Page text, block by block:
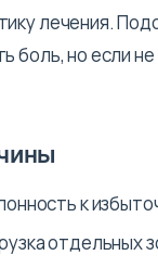
лечения.
боль, но если
к
отдельных